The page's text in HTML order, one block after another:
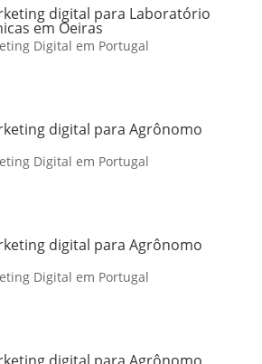
digital para Laboratório
em Oeiras
Digital em Portugal
digital para Agrônomo
Digital em Portugal
digital para Agrônomo
Digital em Portugal